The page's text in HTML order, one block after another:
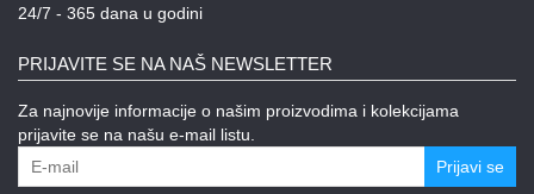
24/7 - 365 dana u godini
PRIJAVITE SE NA NAŠ NEWSLETTER
Za najnovije informacije o našim proizvodima i kolekcijama
prijavite se na našu e-mail listu.
Prijavi se